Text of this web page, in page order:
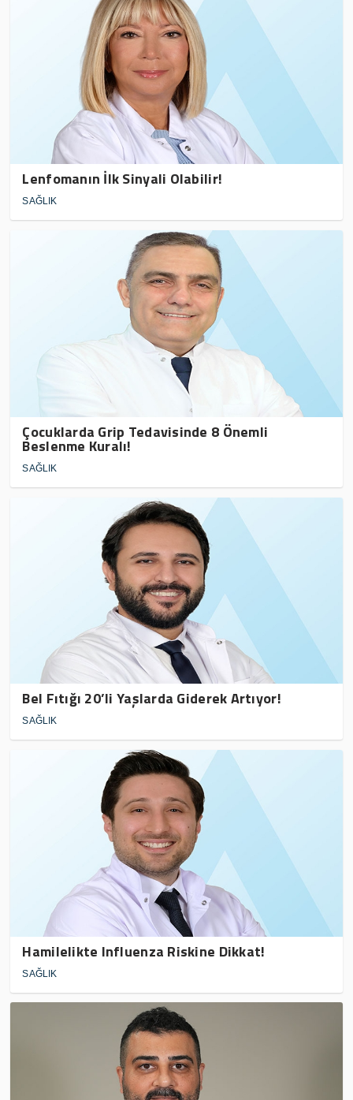
Lenfomanın İlk Sinyali Olabilir!
SAĞLIK
Çocuklarda Grip Tedavisinde 8 Önemli
Beslenme Kuralı!
SAĞLIK
Bel Fıtığı 20’li Yaşlarda Giderek Artıyor!
SAĞLIK
Hamilelikte Influenza Riskine Dikkat!
SAĞLIK